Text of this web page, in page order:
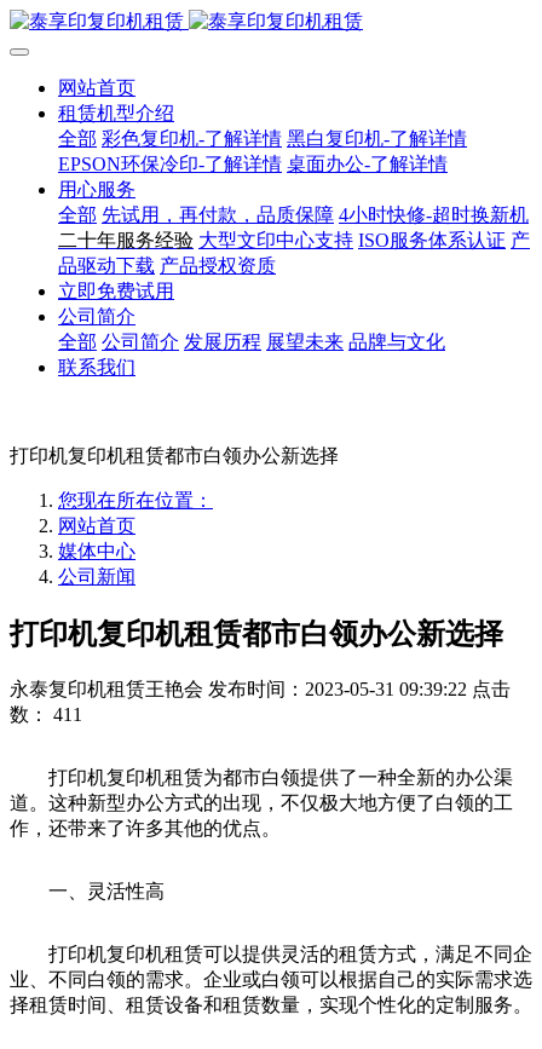
网站首页
租赁机型介绍
全部 彩色复印机-了解详情 黑白复印机-了解详情
EPSON环保冷印-了解详情 桌面办公-了解详情
用心服务
全部 先试用，再付款，品质保障 4小时快修-超时换新机
二十年服务经验 大型文印中心支持 ISO服务体系认证 产
品驱动下载 产品授权资质
立即免费试用
公司简介
全部 公司简介 发展历程 展望未来 品牌与文化
联系我们
打印机复印机租赁都市白领办公新选择
您现在所在位置：
网站首页
媒体中心
公司新闻
打印机复印机租赁都市白领办公新选择
永泰复印机租赁王艳会 发布时间：2023-05-31 09:39:22 点击
数： 411
打印机复印机租赁为都市白领提供了一种全新的办公渠
道。这种新型办公方式的出现，不仅极大地方便了白领的工
作，还带来了许多其他的优点。
一、灵活性高
打印机复印机租赁可以提供灵活的租赁方式，满足不同企
业、不同白领的需求。企业或白领可以根据自己的实际需求选
择租赁时间、租赁设备和租赁数量，实现个性化的定制服务。